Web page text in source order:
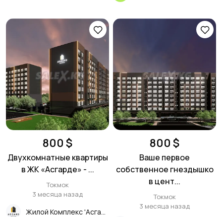
800 $
Двухкомнатные квартиры
в ЖК «Асгарде» - ...
Токмок
3 месяца назад
Жилой Комплекс 'Асгард'
800 $
Ваше первое
собственное гнездышко
в цент...
Токмок
3 месяца назад